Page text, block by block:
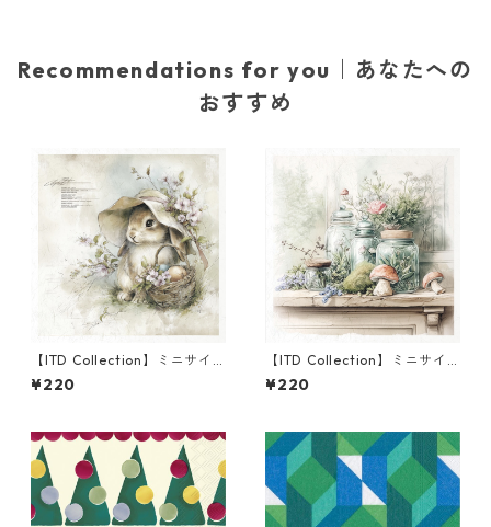
Recommendations for you｜あなたへの
おすすめ
【ITD Collection】ミニサイ
ズ ライスペーパー RSM2471
デコパージュ
¥220
【ITD Collection】ミニサイ
ズ ライスペーパー RSM1692
デコパージュ
¥220